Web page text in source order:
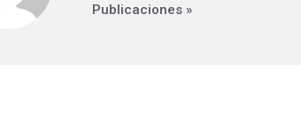
Publicaciones »